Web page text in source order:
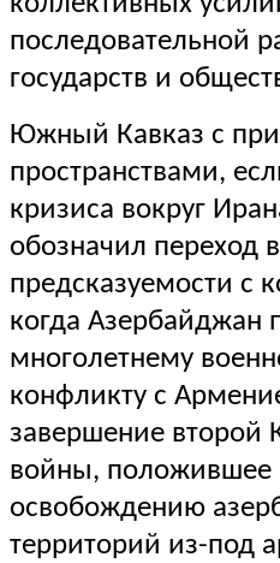
последовательной
государств и
Южный Кавказ с
пространствами,
кризиса вокруг
обозначил переход
предсказуемости с
когда Азербайджан
многолетнему
конфликту с
завершение второй
войны, положившее
освобождению
территорий из-под